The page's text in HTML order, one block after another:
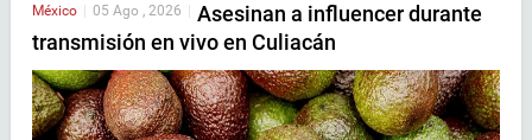
México 05 Ago , 2026
Asesinan a influencer durante
transmisión en vivo en Culiacán